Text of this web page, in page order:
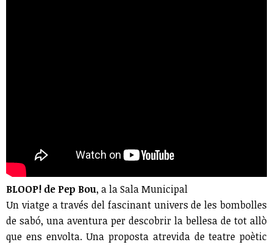
BLOOP! de Pep Bou, a la Sala Municipal
Un viatge a través del fascinant univers de les bombolles
de sabó, una aventura per descobrir la bellesa de tot allò
que ens envolta. Una proposta atrevida de teatre poètic